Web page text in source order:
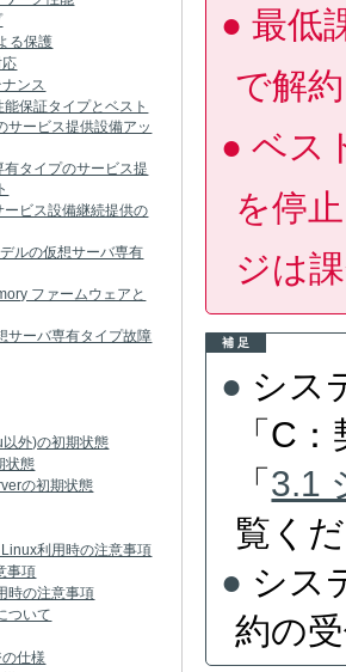
る保護
ンス
保証タイプとベスト
サービス提供設備アッ
タイプのサービス提
ービス設備継続提供の
ルの仮想サーバ専有
ファームウェアと
サーバ専有タイプ故障
外)の初期状態
状態
の初期状態
利用時の注意事項
事項
時の注意事項
ついて
仕様
最低
で解
ベス
を停
ジは
補 足
シス
「C
「 3.1
覧く
シス
約の